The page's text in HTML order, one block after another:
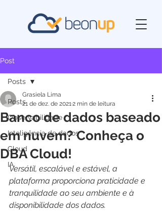
Post
Posts
Observabilidade
Inteligência de dados
Cloud
IA
Posts
Banco de dados baseado
em nuvem? Conheça o
DBA Cloud!
Grasiela Lima
21 de dez. de 20212 min de leitura
Versátil, escalável e estável, a
plataforma proporciona praticidade e
tranquilidade ao seu ambiente e à
disponibilidade dos dados.